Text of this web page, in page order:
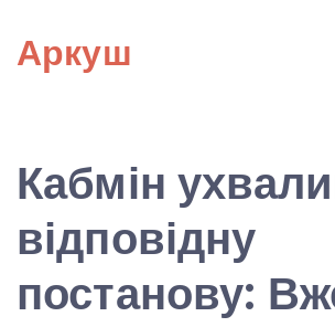
content
Аркуш
Кабмін
відповідну
постанову: